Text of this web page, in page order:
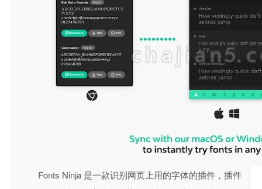
Fonts Ninja 是一款识别网页上用的字体的插件，插件